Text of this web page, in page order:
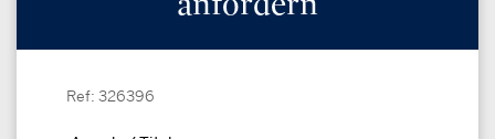
Ref: 326396